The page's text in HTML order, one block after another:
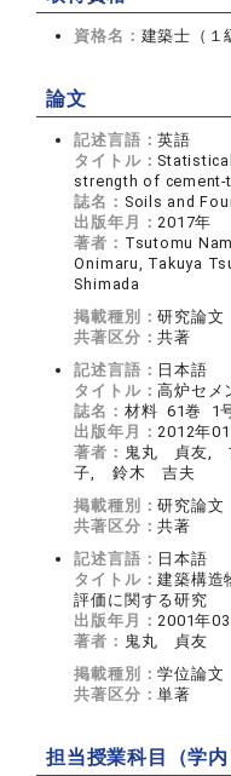
資格名： 建築士（１
論文
記述言語：英語
タイトル：
strength of
誌名： Soils and
出版年月：2017年
著者： Tsutomu
Onimaru, Takuya
Shimada
掲載種別：研究論文
共著区分：共著
記述言語： 日本語
タイトル：高炉セメ
誌名： 材料 61巻 1
出版年月：2012年01
著者： 鬼丸 貞友,
子, 鈴木 吉夫
掲載種別：研究論文
共著区分：共著
記述言語： 日本語
タイトル：建築構造
評価に関する研究
出版年月：2001年03
著者： 鬼丸 貞友
掲載種別：学位論文
共著区分：単著
担当授業科目（学内